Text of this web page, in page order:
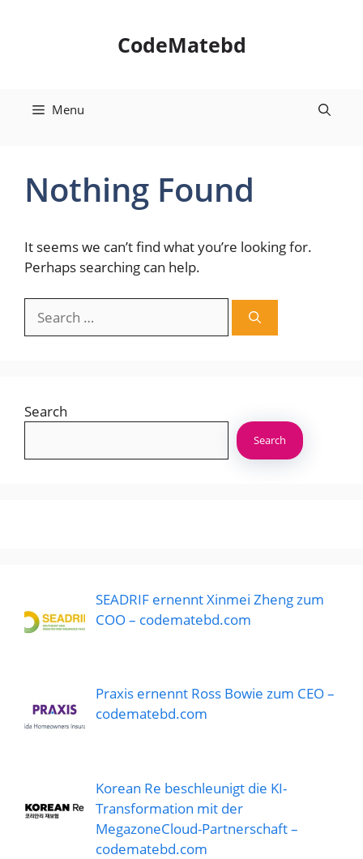
CodeMatebd
Menu
Nothing Found
It seems we can’t find what you’re looking for.
Perhaps searching can help.
for:
Search
Search
SEADRIF ernennt Xinmei Zheng zum
COO – codematebd.com
Praxis ernennt Ross Bowie zum CEO –
codematebd.com
Korean Re beschleunigt die KI-
Transformation mit der
MegazoneCloud-Partnerschaft –
codematebd.com